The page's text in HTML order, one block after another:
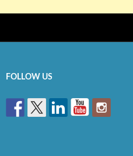
FOLLOW US